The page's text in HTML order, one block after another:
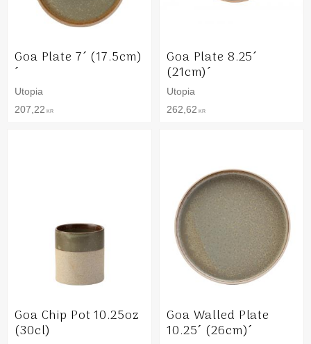
Goa Plate 7´ (17.5cm)
´
Utopia
207,22 KR
Goa Plate 8.25´
(21cm)´
Utopia
262,62 KR
Goa Chip Pot 10.25oz
(30cl)
Goa Walled Plate
10.25´ (26cm)´